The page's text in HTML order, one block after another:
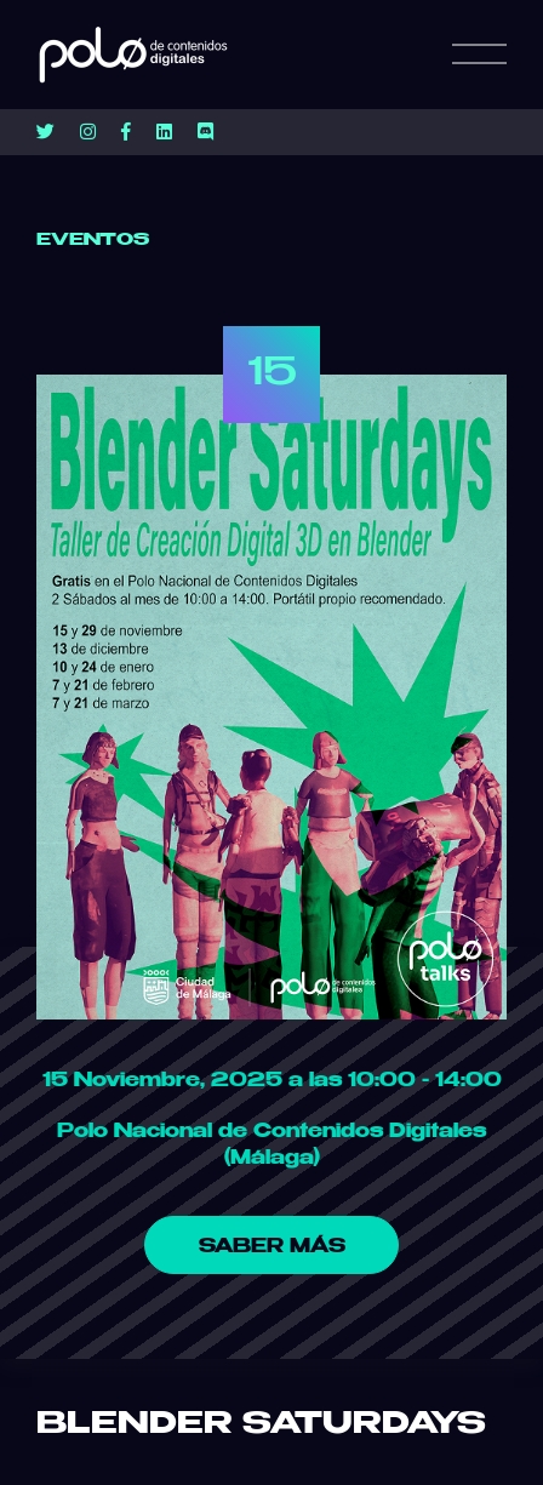
EVENTOS
15
15 Noviembre, 2025 a las 10:00 - 14:00
Polo Nacional de Contenidos Digitales
(Málaga)
SABER MÁS
BLENDER SATURDAYS